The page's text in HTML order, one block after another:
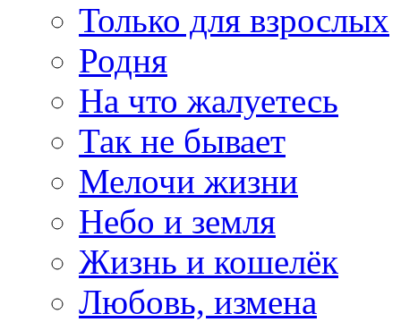
Только для взрослых
Родня
На что жалуетесь
Так не бывает
Мелочи жизни
Небо и земля
Жизнь и кошелёк
Любовь, измена